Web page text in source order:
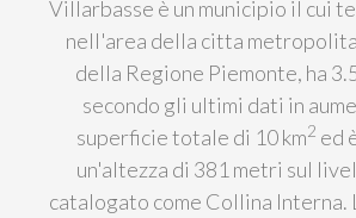
Villarbasse è un municipio il cui
nell'area della citta
della Regione Piemonte, ha
secondo gli ultimi dati in
superficie totale di 10 km2 ed
un'altezza di 381 metri sul
catalogato come Collina Interna.